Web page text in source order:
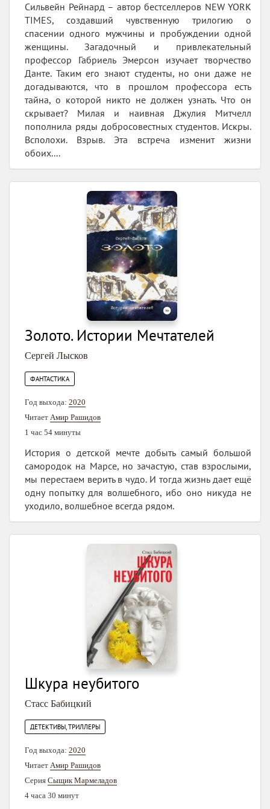
Сильвейн Рейнард – автор бестселлеров NEW YORK
TIMES, создавший чувственную трилогию о
спасении одного мужчины и пробуждении одной
женщины. Загадочный и привлекательный
профессор Габриель Эмерсон изучает творчество
Данте. Таким его знают студенты, но они даже не
догадываются, что в прошлом профессора есть
тайна, о которой никто не должен узнать. Что он
скрывает? Милая и наивная Джулия Митчелл
пополнила ряды добросовестных студентов. Искры.
Всполохи. Взрыв. Эта встреча изменит жизни
обоих....
Золото. Истории Мечтателей
Сергей Лысков
ФАНТАСТИКА
Год выхода: 2020
Читает Амир Рашидов
1 час 54 минуты
История о детской мечте добыть самый большой
самородок на Марсе, но зачастую, став взрослыми,
мы перестаем верить в чудо. И тогда жизнь дает ещё
одну попытку для волшебного, ибо оно никуда не
уходило, волшебное всегда рядом.
Шкура неубитого
Стасс Бабицкий
ДЕТЕКТИВЫ, ТРИЛЛЕРЫ
Год выхода: 2020
Читает Амир Рашидов
Серия Сыщик Мармеладов
4 часа 30 минут